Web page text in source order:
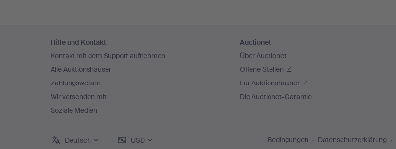
Navigation
Hilfe und Kontakt
Kontakt mit dem Support aufnehmen
Alle Auktionshäuser
Zahlungsweisen
Wir versenden mit
Soziale Medien
Auctionet
Über Auctionet
Offene Stellen
Für Auktionshäuser
Die Auctionet-Garantie
Deutsch USD Bedingungen Datenschutzerklärung